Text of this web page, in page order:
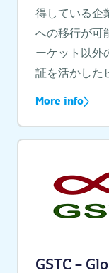
得している企
への移行が可
ーケット以外
証を活かした
More info
GSTC –